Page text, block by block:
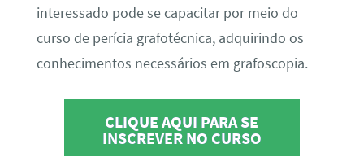
interessado pode se capacitar por meio do
curso de perícia grafotécnica, adquirindo os
conhecimentos necessários em grafoscopia.
CLIQUE AQUI PARA SE
INSCREVER NO CURSO